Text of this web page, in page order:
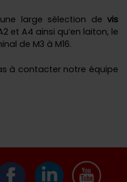
large sélection de vis
et A4 ainsi qu’en laiton, le
de M3 à M16.
à contacter notre équipe